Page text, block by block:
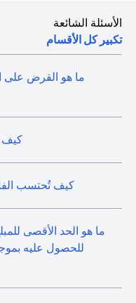
الأسئلة الشائعة
تكبير كل الأقسام
ما هو القرض على
كيف
كيف تُحتسب
ما هو الحد الأقصى
للحصول عليه